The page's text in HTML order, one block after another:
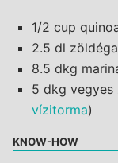
1/2 cup
2.5 dl
8.5 dkg
5 dkg vegyes
vízitorma)
KNOW-HOW